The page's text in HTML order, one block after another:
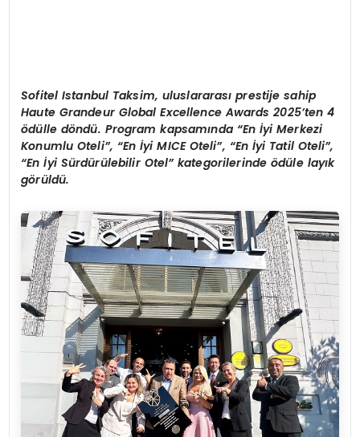
Sofitel Istanbul Taksim, uluslararası prestije sahip
Haute Grandeur Global Excellence Awards 2025’ten 4
ödülle döndü. Program kapsamında “En İyi Merkezi
Konumlu Oteli”, “En İyi MICE Oteli”, “En İyi Tatil Oteli”,
“En İyi Sürdürülebilir Otel” kategorilerinde ödüle layık
görüldü.